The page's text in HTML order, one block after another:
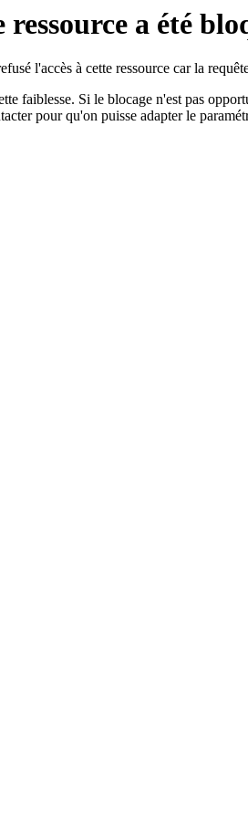
ressource a été
l'accès à cette ressource car la
faiblesse. Si le blocage n'est pas
pour qu'on puisse adapter le